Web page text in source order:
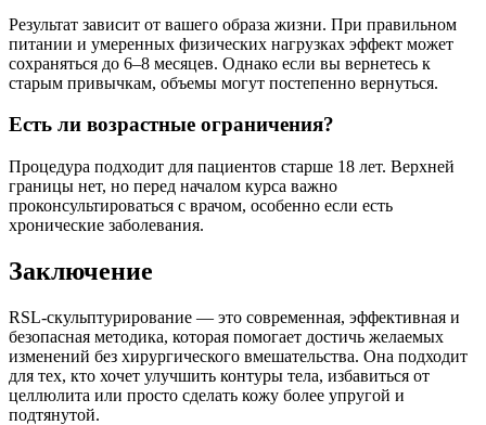
Результат зависит от вашего образа жизни. При правильном
питании и умеренных физических нагрузках эффект может
сохраняться до 6–8 месяцев. Однако если вы вернетесь к
старым привычкам, объемы могут постепенно вернуться.
Есть ли возрастные ограничения?
Процедура подходит для пациентов старше 18 лет. Верхней
границы нет, но перед началом курса важно
проконсультироваться с врачом, особенно если есть
хронические заболевания.
Заключение
RSL-скульптурирование — это современная, эффективная и
безопасная методика, которая помогает достичь желаемых
изменений без хирургического вмешательства. Она подходит
для тех, кто хочет улучшить контуры тела, избавиться от
целлюлита или просто сделать кожу более упругой и
подтянутой.